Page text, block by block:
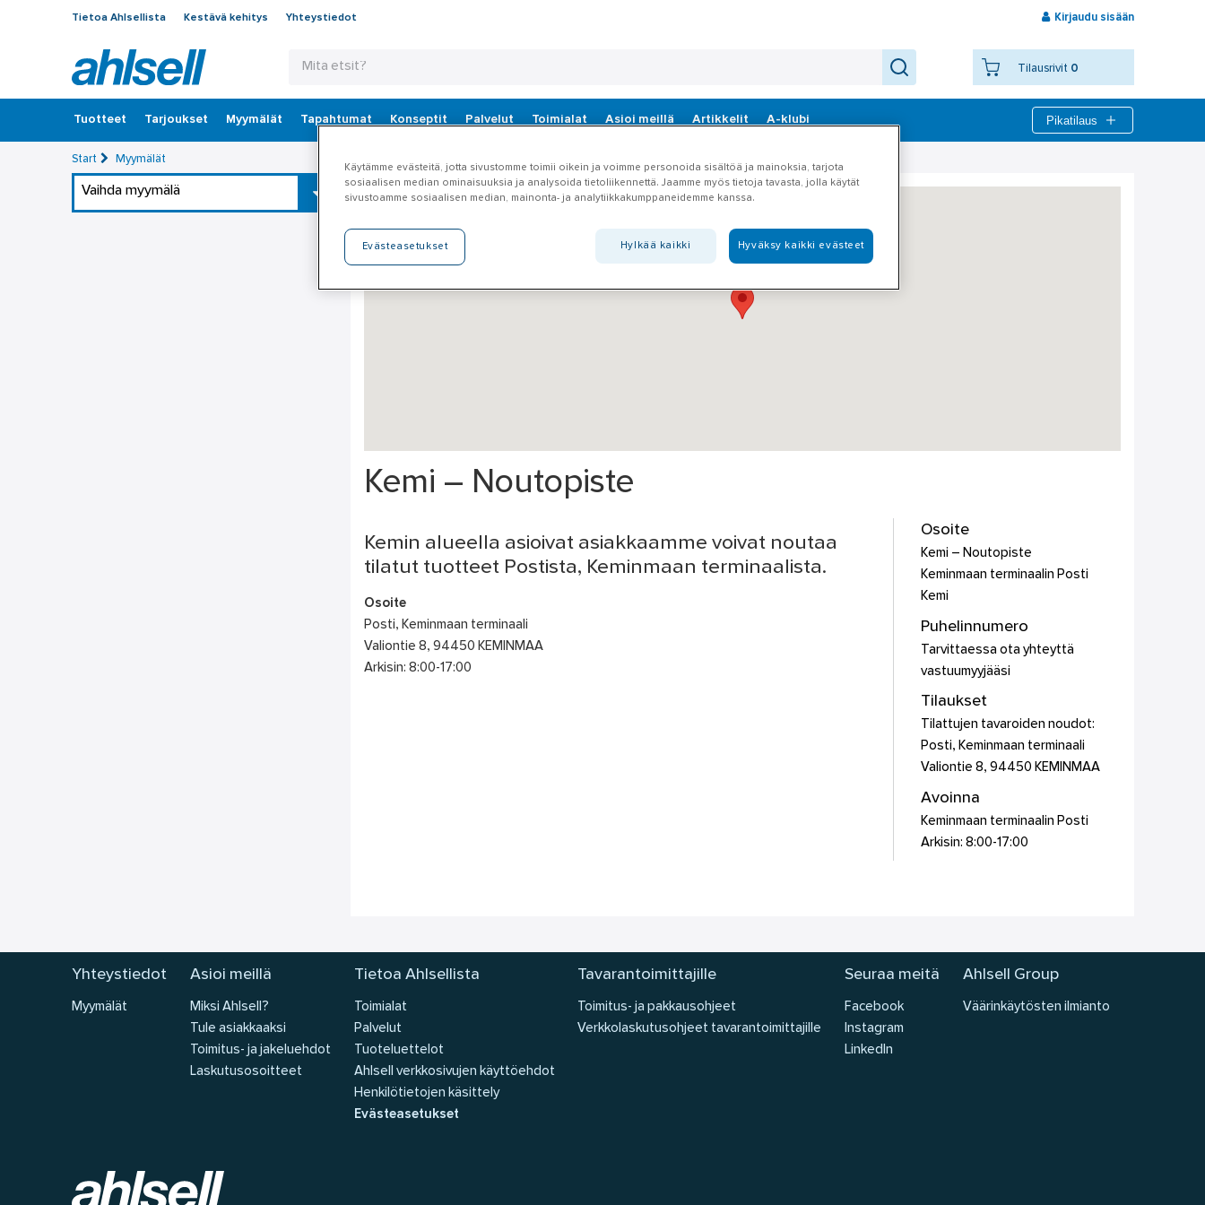
Tietoa Ahlsellista Kestävä kehitys Yhteystiedot Kirjaudu sisään
Tilausrivit 0
Tuotteet ‎Tarjoukset Myymälät Tapahtumat Konseptit Palvelut Toimialat Asioi meillä Artikkelit A-klubi Pikatilaus
Start Myymälät
Vaihda myymälä
Kemi – Noutopiste
Osoite
Kemi – Noutopiste
Keminmaan terminaalin Posti
Kemi
Puhelinnumero
Tarvittaessa ota yhteyttä
vastuumyyjääsi
Tilaukset
Tilattujen tavaroiden noudot:
Posti, Keminmaan terminaali
Valiontie 8, 94450 KEMINMAA
Avoinna
Keminmaan terminaalin Posti
Arkisin: 8:00-17:00
Kemin alueella asioivat asiakkaamme voivat noutaa
tilatut tuotteet Postista, Keminmaan terminaalista.
Osoite
Posti, Keminmaan terminaali
Valiontie 8, 94450 KEMINMAA
Arkisin: 8:00-17:00
Yhteystiedot
Myymälät
Asioi meillä
Miksi Ahlsell?
Tule asiakkaaksi
Toimitus- ja jakeluehdot
Laskutusosoitteet
Tietoa Ahlsellista
Toimialat
Palvelut
Tuoteluettelot
Ahlsell verkkosivujen käyttöehdot
Henkilötietojen käsittely
Evästeasetukset
Tavarantoimittajille
Toimitus- ja pakkausohjeet
Verkkolaskutusohjeet tavarantoimittajille
Seuraa meitä
Facebook
Instagram
LinkedIn
Ahlsell Group
Väärinkäytösten ilmianto
Käytämme evästeitä, jotta sivustomme toimii oikein ja voimme personoida sisältöä ja mainoksia, tarjota
sosiaalisen median ominaisuuksia ja analysoida tietoliikennettä. Jaamme myös tietoja tavasta, jolla käytät
sivustoamme sosiaalisen median, mainonta- ja analytiikkakumppaneidemme kanssa.
Evästeasetukset Hylkää kaikki Hyväksy kaikki evästeet